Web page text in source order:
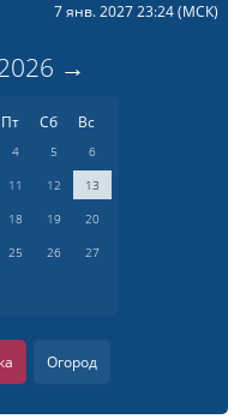
7 янв. 2027 23:24(МСК)
→
Пт Сб Вс
4 5
6
11 12
13
18 19
20
25 26
27
Огород